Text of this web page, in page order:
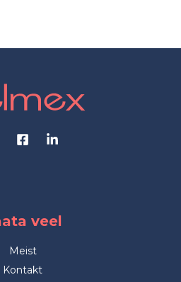
veel
Meist
Kontakt